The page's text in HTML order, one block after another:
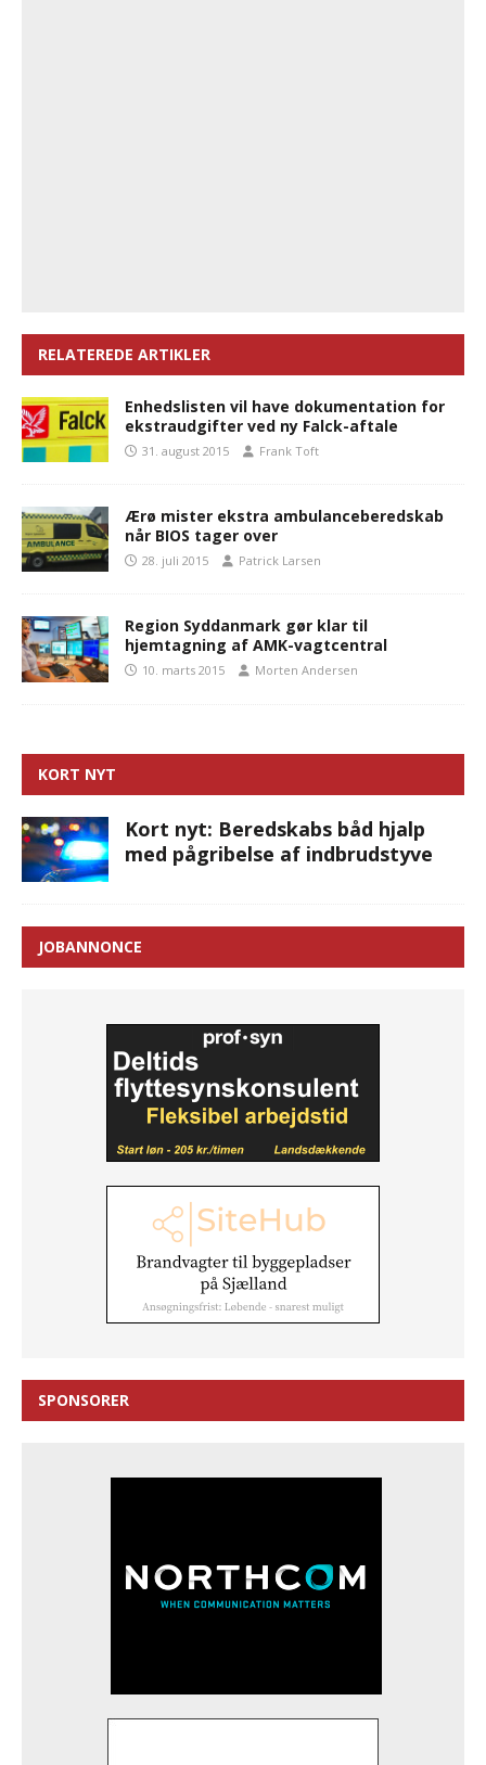
RELATEREDE ARTIKLER
Enhedslisten vil have dokumentation for
ekstraudgifter ved ny Falck-aftale
31. august 2015 Frank Toft
Ærø mister ekstra ambulanceberedskab
når BIOS tager over
28. juli 2015 Patrick Larsen
Region Syddanmark gør klar til
hjemtagning af AMK-vagtcentral
10. marts 2015 Morten Andersen
KORT NYT
Kort nyt: Beredskabs båd hjalp
med pågribelse af indbrudstyve
JOBANNONCE
SPONSORER